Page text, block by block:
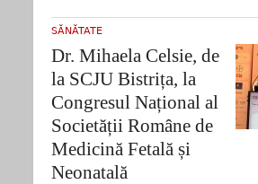
SĂNĂTATE
Dr. Mihaela Celsie, de
la SCJU Bistrița, la
Congresul Național al
Societății Române de
Medicină Fetală și
Neonatală